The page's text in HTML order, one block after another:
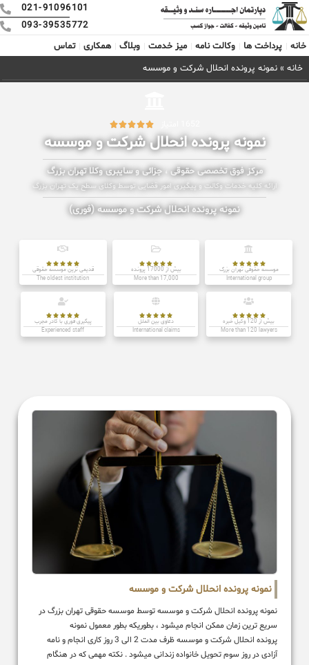
021-91096101
093-39535772
خانه
پرداخت ها وکالت نامه میز خدمت وبلاگ همکاری
تماس
خانه » نمونه پرونده انحلال شرکت و موسسه





نمونه پرونده انحلال شرکت و موسسه
مرکز فوق تخصصی حقوقی ، جزائی و سایبری وکلا تهران بزرگ
ارائه کلیه خدمات وکالت و پیگیری امور قضایی توسط وکلای سطح یک تهران بزرگ
نمونه پرونده انحلال شرکت و موسسه (فوری)





موسسه حقوقی تهران بزرگ
International group





بیش از 17000 پرونده
More than 17,000





قدیمی ترین موسسه حقوقی
The oldest institution





بیش از 120 وکیل خبره
More than 120 lawyers





دعاوی بین الملل
International claims





پیگیری فوری با کادر مجرب
Experienced staff
نمونه پرونده انحلال شرکت و موسسه
نمونه پرونده انحلال شرکت و موسسه توسط موسسه حقوقی تهران بزرگ در
سریع ترین زمان ممکن انجام میشود ، بطوریکه بطور معمول نمونه
پرونده انحلال شرکت و موسسه ظرف مدت 2 الی 3 روز کاری انجام و نامه
آزادی در روز سوم تحویل خانواده زندانی میشود . نکته مهمی که در هنگام